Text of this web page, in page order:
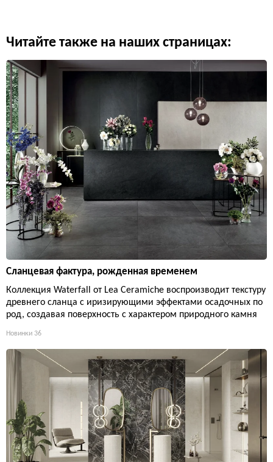
Читайте также на наших страницах:
Сланцевая фактура, рожденная временем
Коллекция Waterfall от Lea Ceramiche воспроизводит текстуру
древнего сланца с иризирующими эффектами осадочных по
род, создавая поверхность с характером природного камня
Новинки 36